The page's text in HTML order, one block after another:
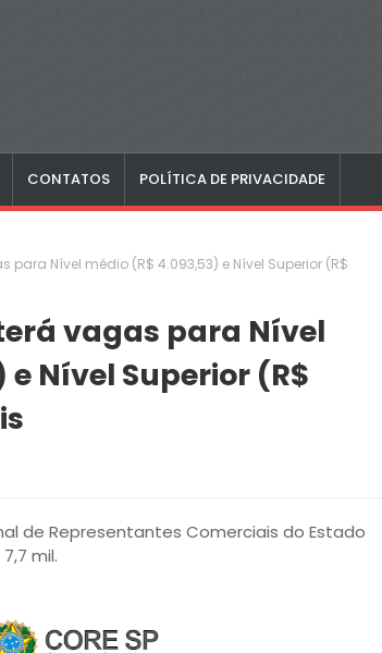
CONTATOS POLÍTICA DE PRIVACIDADE
para Nível médio (R$ 4.093,53) e Nível Superior (R$
vagas para Nível
Nível Superior (R$
de Representantes Comerciais do Estado
mil.